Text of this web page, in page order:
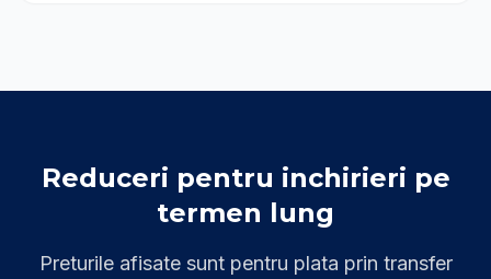
Reduceri pentru inchirieri pe
termen lung
Preturile afisate sunt pentru plata prin transfer